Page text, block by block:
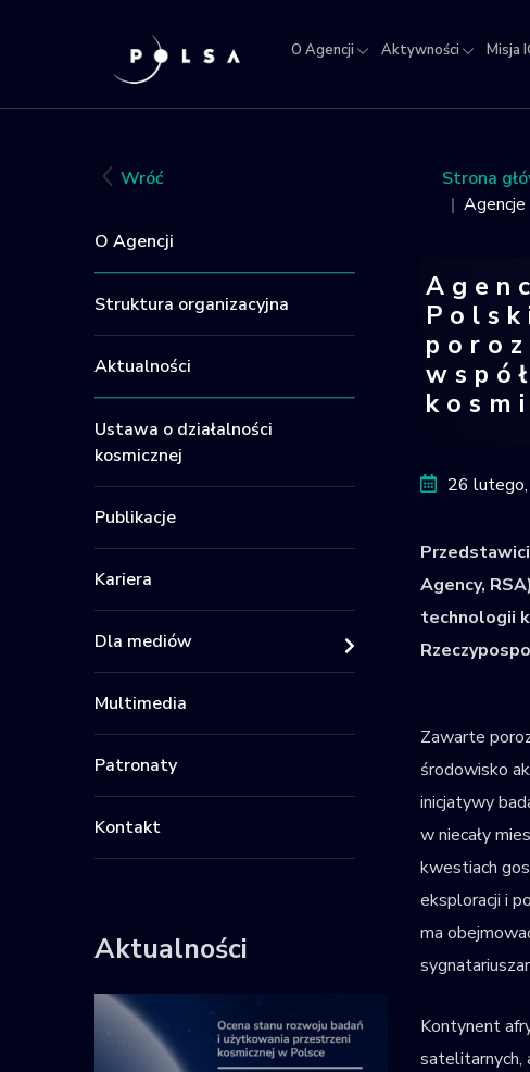
O Agencji Aktywności Misja
Wróć
O Agencji
Struktura organizacyjna
Aktualności
Ustawa o działalności
kosmicznej
Publikacje
Kariera
Dla mediów
Multimedia
Patronaty
Kontakt
Aktualności
Strona
26
Agency,
technologii
Zawarte
środowisko
inicjatywy
w niecały
kwestiach
eksploracji i
ma
Kontynent
satelitarnych,